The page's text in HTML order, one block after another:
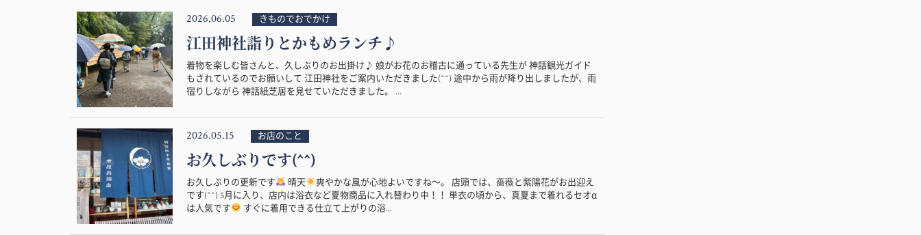
2026.06.05 きものでおでかけ
江田神社詣りとかもめランチ♪
着物を楽しむ皆さんと、久しぶりのお出掛け♪ 娘がお花のお稽古に通っている先生が 神話観光ガイド
もされているのでお願いして 江田神社をご案内いただきました(^^) 途中から雨が降り出しましたが、雨
宿りしながら 神話紙芝居を見せていただきました。 ...
2026.05.15 お店のこと
お久しぶりです(^^)
お久しぶりの更新です 晴天
爽やかな風が心地よいですね〜。 店頭では、薔薇と紫陽花がお出迎え
です(^^) 5月に入り、店内は浴衣など夏物商品に入れ替わり中！！ 単衣の頃から、真夏まで着れるセオα
は人気です
すぐに着用できる仕立て上がりの浴...